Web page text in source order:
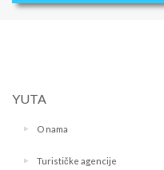
YUTA
O nama
Turističke agencije